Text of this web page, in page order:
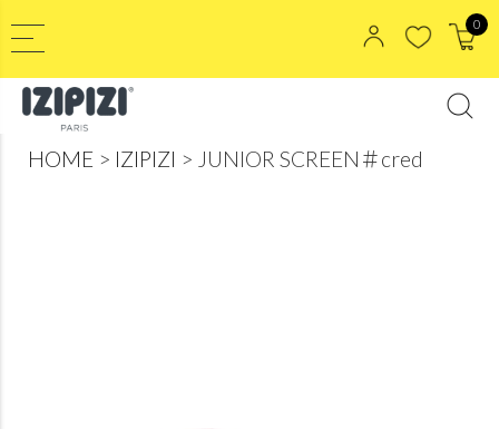
0
HOME IZIPIZI JUNIOR SCREEN＃cred